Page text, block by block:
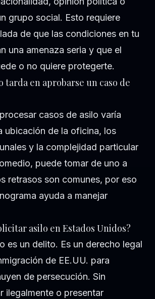
grupo social. Esto requiere
de que las condiciones en tu
una amenaza seria y que el
o no quiere protegerte.
tarda en aprobarse un caso de
casos de asilo varía
ubicación de la oficina, los
y la complejidad particular
puede tomar de uno a
retrasos son comunes, por eso
ayuda a manejar
asilo en Estados Unidos?
es un delito. Es un derecho legal
de EE.UU. para
de persecución. Sin
ilegalmente o presentar